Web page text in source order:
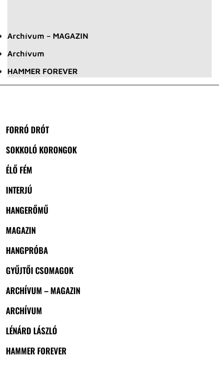
Archívum – MAGAZIN
Archívum
HAMMER FOREVER
FORRÓ DRÓT
SOKKOLÓ KORONGOK
ÉLŐ FÉM
INTERJÚ
HANGERŐMŰ
MAGAZIN
HANGPRÓBA
GYŰJTŐI CSOMAGOK
ARCHÍVUM – MAGAZIN
ARCHÍVUM
LÉNÁRD LÁSZLÓ
HAMMER FOREVER